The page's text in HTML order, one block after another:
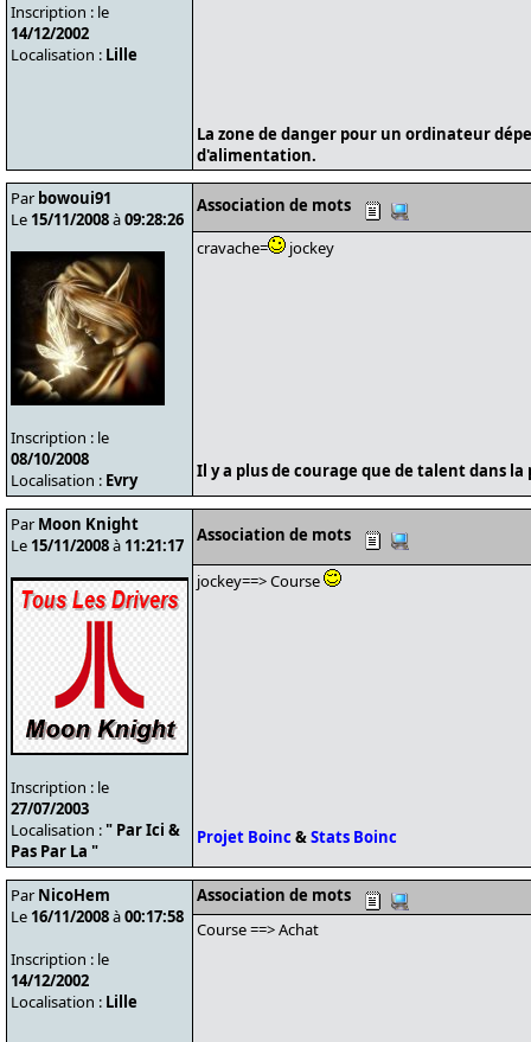
Inscription : le
14/12/2002
Localisation : Lille
La zone de danger pour un ordinateur
d'alimentation.
Par bowoui91
Le 15/11/2008à09:28:26
Inscription : le
08/10/2008
Localisation : Evry
Association de mots
cravache=
jockey
Il y a plus de courage que de talent dans
Par Moon Knight
Le 15/11/2008à 11:21:17
Inscription : le
27/07/2003
Localisation :" Par Ici &
Pas Par La "
Association de mots
jockey==> Course
Projet Boinc&Stats Boinc
Par NicoHem
Le 16/11/2008à00:17:58
Inscription : le
14/12/2002
Localisation : Lille
Association de mots
Course ==> Achat